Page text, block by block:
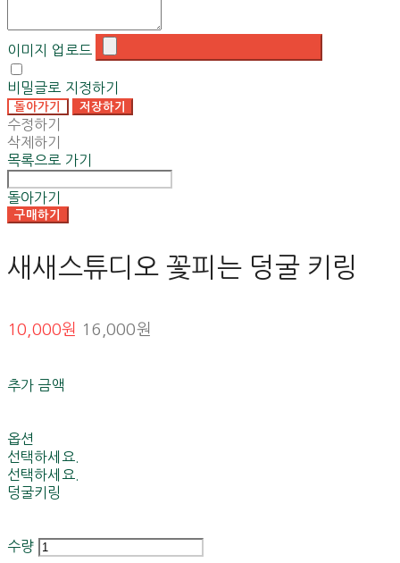
이미지 업로드
비밀글로 지정하기
돌아가기 저장하기
수정하기
삭제하기
목록으로 가기
돌아가기
구매하기
새새스튜디오 꽃피는 덩굴 키링
10,000원 16,000원
추가 금액
옵션
선택하세요.
선택하세요.
덩굴키링
수량